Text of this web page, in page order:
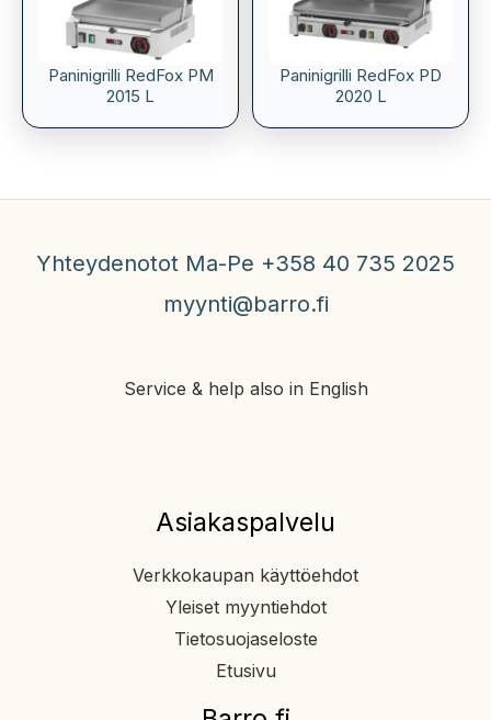
Paninigrilli RedFox PM
2015 L
Paninigrilli RedFox PD
2020 L
Yhteydenotot Ma-Pe +358 40 735 2025
myynti@barro.fi
Service & help also in English
Asiakaspalvelu
Verkkokaupan käyttöehdot
Yleiset myyntiehdot
Tietosuojaseloste
Etusivu